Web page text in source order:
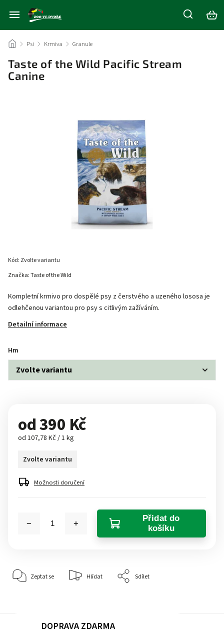
/ Psi / Krmiva / Granule
Taste of the Wild Pacific Stream
Canine
Kód: Zvolte variantu
Kompletní krmivo pro dospělé psy z čerstvého a uzeného lososa je
odlehčenou variantou pro psy s citlivým zažíváním.
Detailní informace
Značka:Taste of the Wild
Hm
od390 Kč
od 107,78 Kč / 1 kg
Zvolte variantu
Možnosti doručení
Přidat do
košíku
Zeptat se Hlídat Sdílet
DOPRAVA ZDARMA